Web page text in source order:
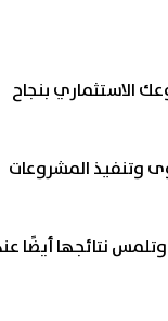
الاستثماري بنجاح
وتنفيذ المشروعات
نتائجها أيضًا